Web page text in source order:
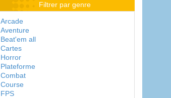
Filtrer par genre
Arcade
Aventure
Beat'em all
Cartes
Horror
Plateforme
Combat
Course
FPS